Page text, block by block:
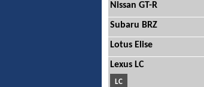
Nissan GT-R
Subaru BRZ
Lotus Elise
Lexus LC
LC